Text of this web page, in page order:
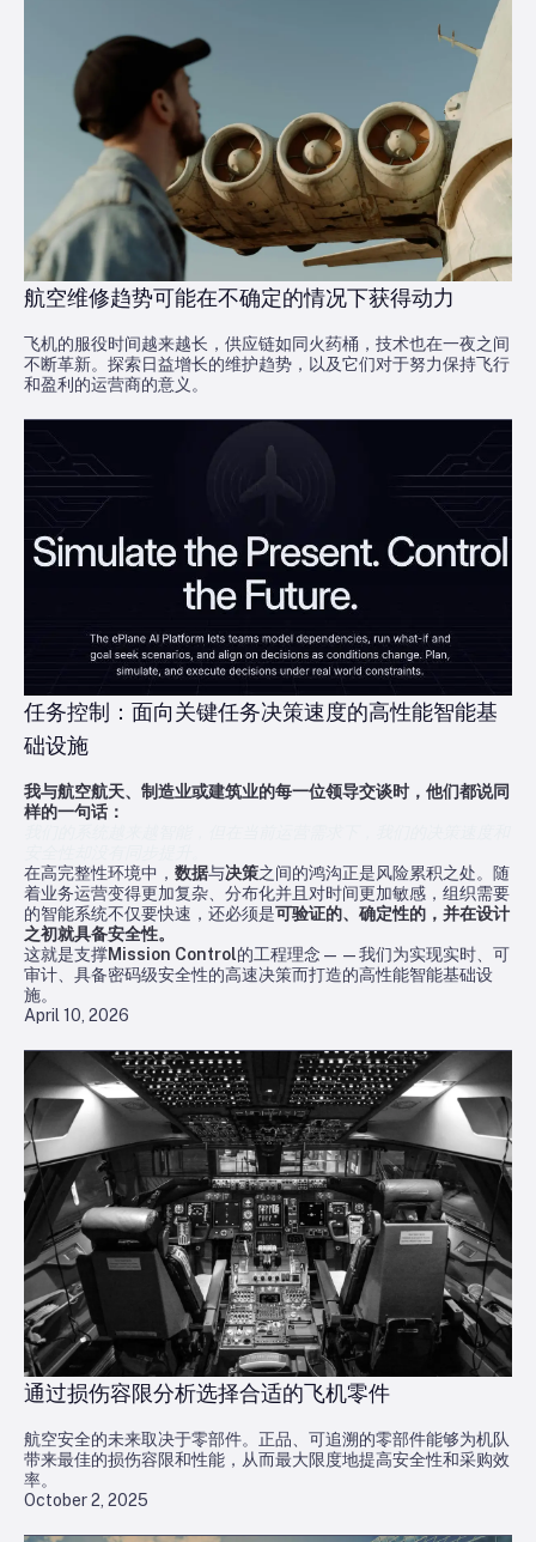
航空维修趋势可能在不确定的情况下获得动力
飞机的服役时间越来越长，供应链如同火药桶，技术也在一夜之间
不断革新。探索日益增长的维护趋势，以及它们对于努力保持飞行
和盈利的运营商的意义。
April 10, 2026
任务控制：面向关键任务决策速度的高性能智能基
础设施
我与航空航天、制造业或建筑业的每一位领导交谈时，他们都说同
样的一句话：
在高完整性环境中， 数据与决策之间的鸿沟正是风险累积之处。随
着业务运营变得更加复杂、分布化并且对时间更加敏感，组织需要
的智能系统不仅要快速，还必须是可验证的、确定性的，并在设计
之初就具备安全性。
这就是支撑Mission Control的工程理念——我们为实现实时、可
审计、具备密码级安全性的高速决策而打造的高性能智能基础设
施。
October 2, 2025
通过损伤容限分析选择合适的飞机零件
航空安全的未来取决于零部件。正品、可追溯的零部件能够为机队
带来最佳的损伤容限和性能，从而最大限度地提高安全性和采购效
率。